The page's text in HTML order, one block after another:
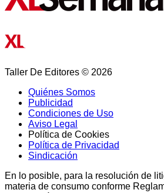
Taller De Editores © 2026
Quiénes Somos
Publicidad
Condiciones de Uso
Aviso Legal
Política de Cookies
Política de Privacidad
Sindicación
En lo posible, para la resolución de
materia de consumo conforme